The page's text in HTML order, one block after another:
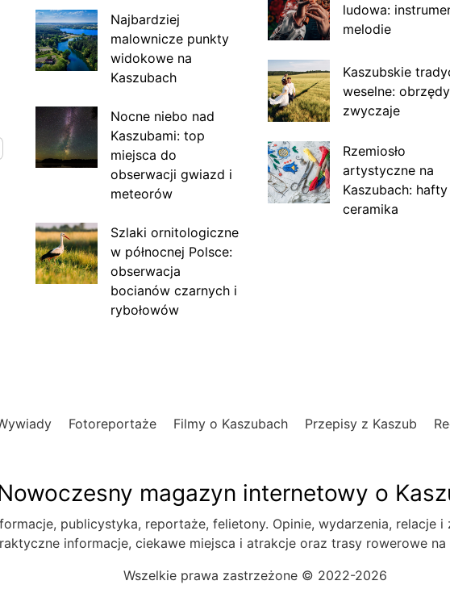
Najbardziej
malownicze punkty
widokowe na
Kaszubach
Nocne niebo nad
Kaszubami: top
miejsca do
obserwacji gwiazd i
meteorów
Szlaki ornitologiczne
w północnej Polsce:
obserwacja
bocianów czarnych i
rybołowów
ludowa:
melodie
Kaszubskie
weselne:
zwyczaje
Rzemiosło
artystyczne na
Kaszubach: hafty
ceramika
Fotoreportaże Filmy o Kaszubach Przepisy z Kaszub
magazyn internetowy o
publicystyka, reportaże, felietony. Opinie, wydarzenia, relacje i
informacje, ciekawe miejsca i atrakcje oraz trasy rowerowe na
Wszelkie prawa zastrzeżone © 2022-2026